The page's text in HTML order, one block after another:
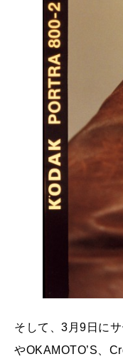
そして、3月9日に
やOKAMOTO’S、